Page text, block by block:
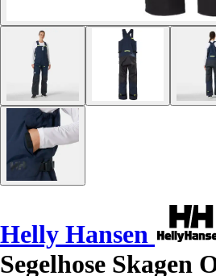
Helly Hansen
Segelhose Skagen